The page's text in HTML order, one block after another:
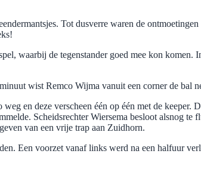
Tot dusverre waren de
waarbij de tegenstander goed mee kon
wist Remco Wijma vanuit een corner de bal
en deze verscheen één op één met de
Scheidsrechter Wiersema besloot alsnog te
van een vrije trap aan Zuidhorn.
Een voorzet vanaf links werd na een halfuur